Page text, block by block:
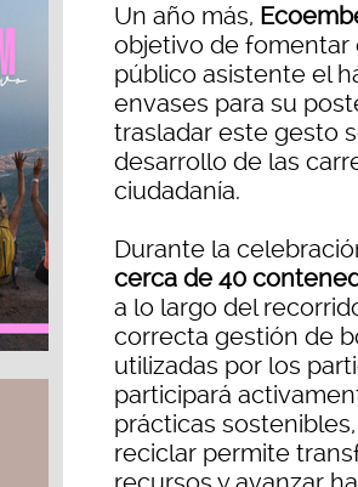
Un año más,
objetivo de fomentar
público asistente el
envases para su
trasladar este gesto
desarrollo de las
ciudadanía.
Durante la
cerca de 40
a lo largo del
correcta gestión de
utilizadas por los
participará
prácticas
reciclar permite